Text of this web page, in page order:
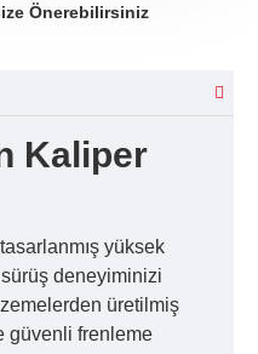
Önerebilirsiniz
Kaliper
yüksek
deneyiminizi
üretilmiş
güvenli frenleme